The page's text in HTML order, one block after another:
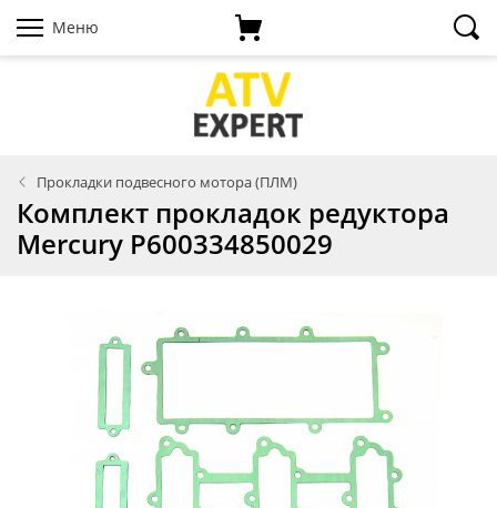
Меню
Прокладки подвесного мотора (ПЛМ)
Комплект прокладок редуктора
Mercury P600334850029